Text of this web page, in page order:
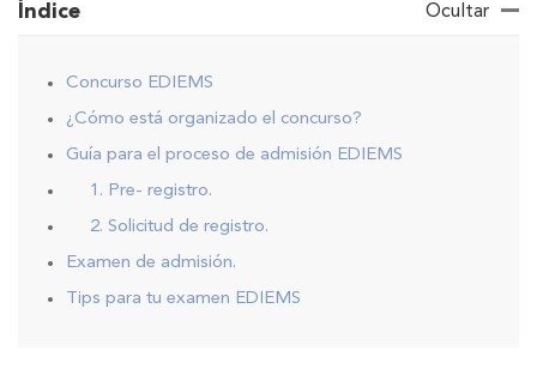
Índice Ocultar
Concurso EDIEMS
¿Cómo está organizado el concurso?
Guía para el proceso de admisión EDIEMS
1. Pre- registro.
2. Solicitud de registro.
Examen de admisión.
Tips para tu examen EDIEMS